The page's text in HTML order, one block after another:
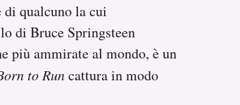
di qualcuno la cui
di Bruce Springsteen
più ammirate al mondo, è un
to Runcattura in modo